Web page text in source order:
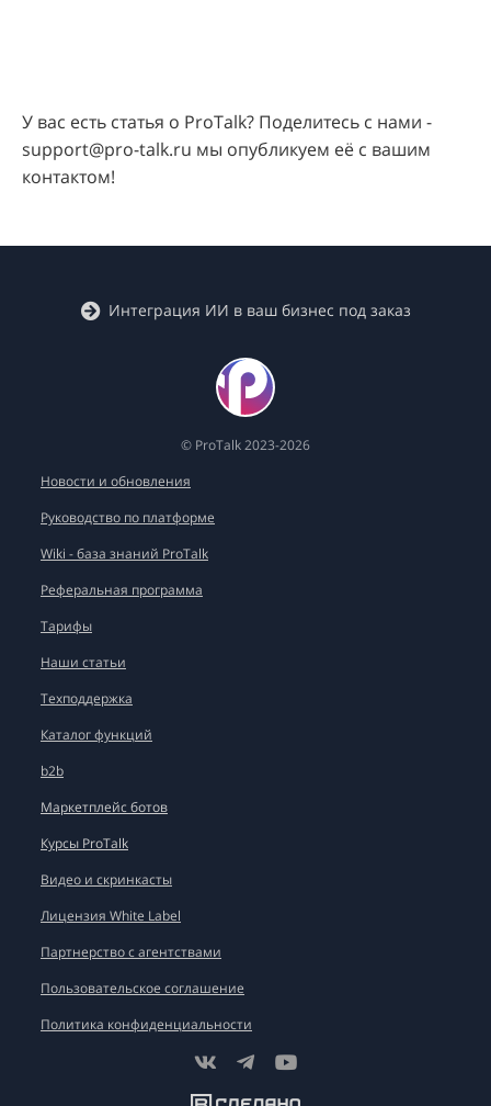
У вас есть статья о ProTalk? Поделитесь с нами -
support@pro-talk.ru мы опубликуем её с вашим
контактом!
Интеграция ИИ в ваш бизнес под заказ
© ProTalk 2023-2026
Новости и обновления
Руководство по платформе
Wiki - база знаний ProTalk
Реферальная программа
Тарифы
Наши статьи
Техподдержка
Каталог функций
b2b
Маркетплейс ботов
Курсы ProTalk
Видео и скринкасты
Лицензия White Label
Партнерство с агентствами
Пользовательское соглашение
Политика конфиденциальности